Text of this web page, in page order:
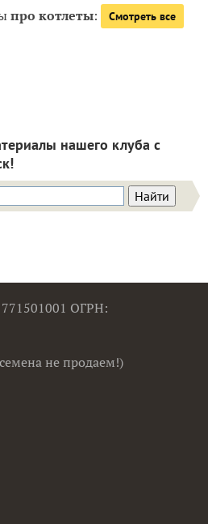
про котлеты: Смотреть все
нашего клуба с
ОГРН:
не продаем!)